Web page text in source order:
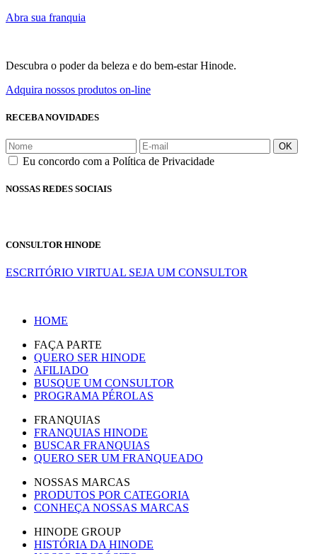
Abra sua franquia
Descubra o poder da beleza e do bem-estar Hinode.
Adquira nossos produtos on-line
RECEBA NOVIDADES
OK
Eu concordo com a Política de Privacidade
NOSSAS REDES SOCIAIS
CONSULTOR HINODE
ESCRITÓRIO VIRTUAL SEJA UM CONSULTOR
HOME
FAÇA PARTE
QUERO SER HINODE
AFILIADO
BUSQUE UM CONSULTOR
PROGRAMA PÉROLAS
FRANQUIAS
FRANQUIAS HINODE
BUSCAR FRANQUIAS
QUERO SER UM FRANQUEADO
NOSSAS MARCAS
PRODUTOS POR CATEGORIA
CONHEÇA NOSSAS MARCAS
HINODE GROUP
HISTÓRIA DA HINODE